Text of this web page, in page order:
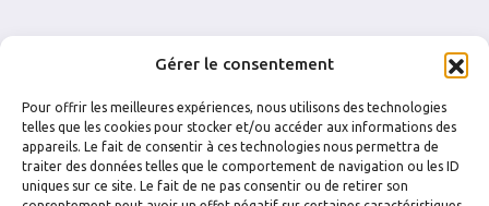
Gérer le consentement
Pour offrir les meilleures expériences, nous utilisons des technologies
telles que les cookies pour stocker et/ou accéder aux informations des
appareils. Le fait de consentir à ces technologies nous permettra de
traiter des données telles que le comportement de navigation ou les ID
uniques sur ce site. Le fait de ne pas consentir ou de retirer son
FACEBOOK INSTAGRAM